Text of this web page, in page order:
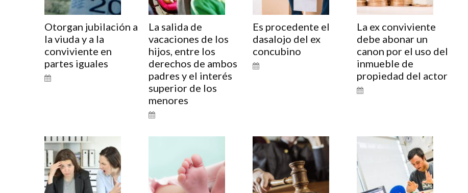
Otorgan jubilación a
la viuda y a la
conviviente en
partes iguales
La salida de
vacaciones de los
hijos, entre los
derechos de ambos
padres y el interés
superior de los
menores
Es procedente el
dasalojo del ex
concubino
La ex conviviente
debe abonar un
canon por el uso del
inmueble de
propiedad del actor